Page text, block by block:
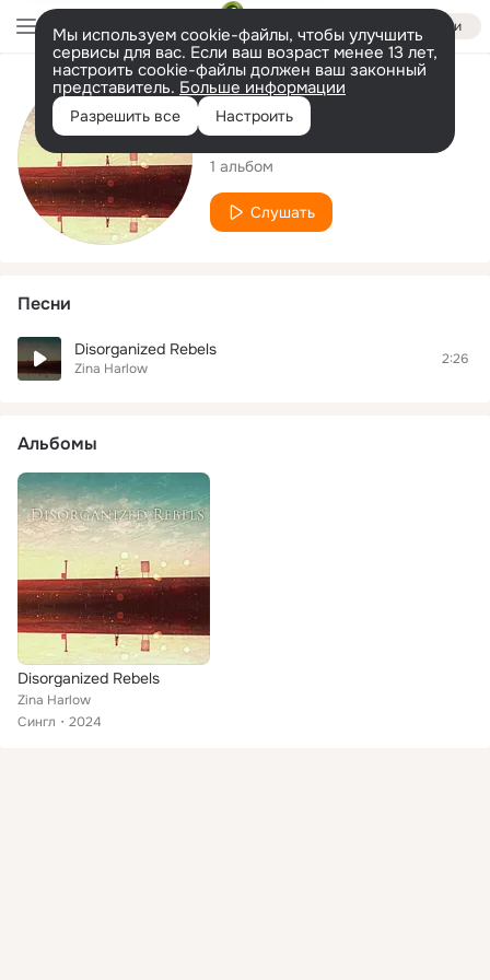
Войти
Мы используем cookie-файлы, чтобы улучшить
сервисы для вас. Если ваш возраст менее 13 лет,
настроить cookie-файлы должен ваш законный
представитель. Больше информации
Разрешить все Настроить
Исполнитель
Zina Harlow
1 альбом
Слушать
Песни
Disorganized Rebels
Zina Harlow
2:26
Альбомы
Disorganized Rebels
Zina Harlow
Сингл
2024